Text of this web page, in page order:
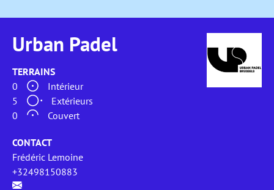
Urban Padel
TERRAINS
0
Intérieur
5
Extérieurs
0
Couvert
CONTACT
Frédéric Lemoine
+32498150883